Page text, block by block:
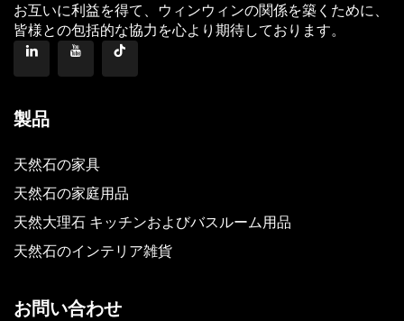
お互いに利益を得て、ウィンウィンの関係を築くために、
皆様との包括的な協力を心より期待しております。
製品
天然石の家具
天然石の家庭用品
天然大理石 キッチンおよびバスルーム用品
天然石のインテリア雑貨
お問い合わせ